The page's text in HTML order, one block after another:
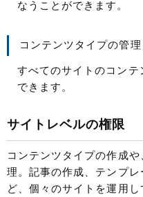
なうことができます。
コンテンツタイプの管理
すべてのサイトのコン
できます。
サイトレベルの権限
コンテンツタイプの作成
理。記事の作成、テンプ
ど、個々のサイトを運用